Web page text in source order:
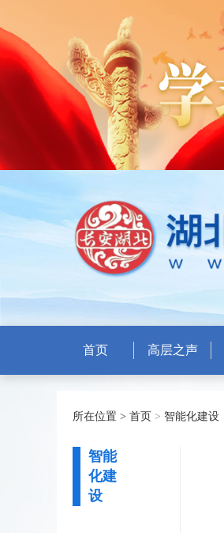
首页 高层之声
所在位置 > 首页 > 智能化建设
智能
化建
设